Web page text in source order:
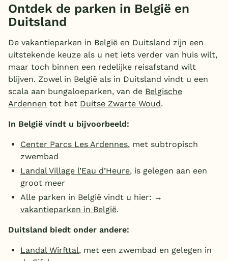
Ontdek de parken in België en
Duitsland
De vakantieparken in België en Duitsland zijn een
uitstekende keuze als u net iets verder van huis wilt,
maar toch binnen een redelijke reisafstand wilt
blijven. Zowel in België als in Duitsland vindt u een
scala aan bungaloeparken, van de Belgische
Ardennen tot het Duitse Zwarte Woud.
In België vindt u bijvoorbeeld:
Center Parcs Les Ardennes, met subtropisch
zwembad
Landal Village l’Eau d’Heure, is gelegen aan een
groot meer
Alle parken in België vindt u hier: →
vakantieparken in België.
Duitsland biedt onder andere:
Landal Wirfttal, met een zwembad en gelegen in